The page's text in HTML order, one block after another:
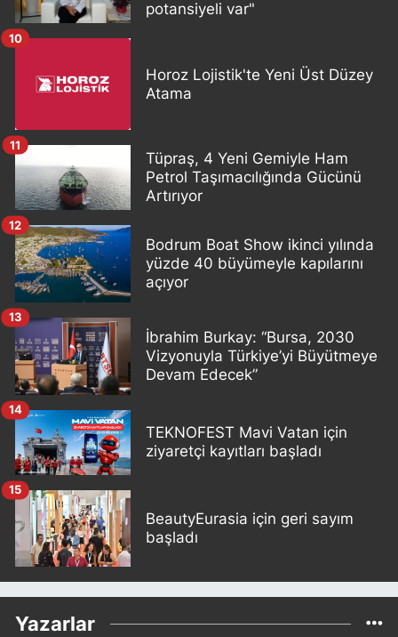
potansiyeli var"
Horoz Lojistik'te Yeni Üst Düzey
Atama
10
Tüpraş, 4 Yeni Gemiyle Ham
Petrol Taşımacılığında Gücünü
Artırıyor
11
Bodrum Boat Show ikinci yılında
yüzde 40 büyümeyle kapılarını
açıyor
12
İbrahim Burkay: “Bursa, 2030
Vizyonuyla Türkiye’yi Büyütmeye
Devam Edecek”
13
TEKNOFEST Mavi Vatan için
ziyaretçi kayıtları başladı
14
BeautyEurasia için geri sayım
başladı
15
Yazarlar